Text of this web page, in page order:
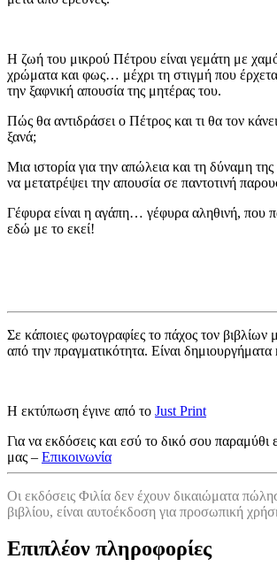
Η ζωή του μικρού Πέτρου είναι γεμάτη με
χρώματα και φως… μέχρι τη στιγμή που
την ξαφνική απουσία της μητέρας του.
Πώς θα αντιδράσει ο Πέτρος και τι θα τον
ξανά;
Μια ιστορία για την απώλεια και τη δύναμη
να μετατρέψει την απουσία σε παντοτινή
Γέφυρα είναι η αγάπη… γέφυρα αληθινή, που
εδώ με το εκεί!
Σε κάποιες φωτογραφίες το πάχος τον βιβλίων
από την πραγματικότητα. Είναι
Η εκτύπωση έγινε από το Just Print
Για να εκδόσεις και εσύ το δικό σου παραμύθι
μας – Επικοινωνία
Οι εκδόσεις Φιλία δεν έχουν δικαιώματα
βιβλίου, είναι αυτοέκδοση για προσωπική
Επιπλέον πληροφορίες